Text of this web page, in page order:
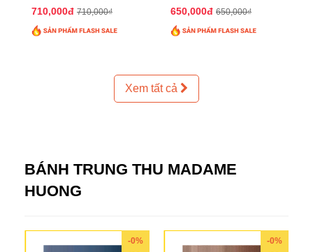
710,000đ 710,000₫
650,000đ 650,000₫
Xem tất cả
BÁNH TRUNG THU MADAME
HUONG
-0% -0%